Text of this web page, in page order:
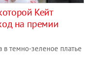
Кейт
на премии
в темно-зеленое платье